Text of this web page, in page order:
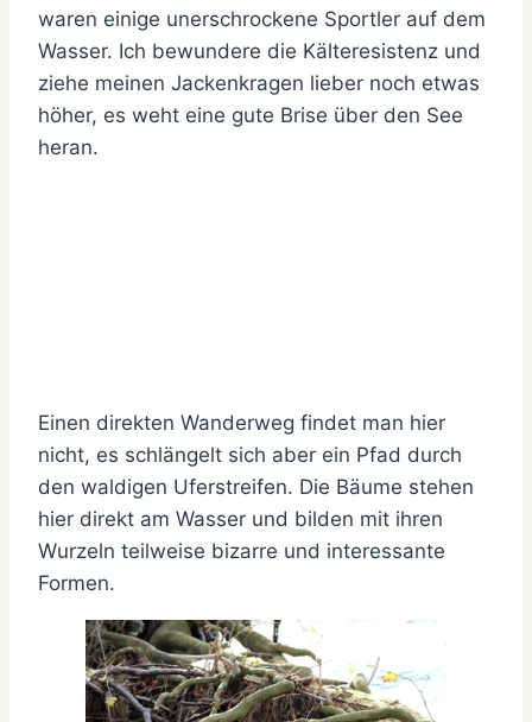
waren einige unerschrockene Sportler auf dem
Wasser. Ich bewundere die Kälteresistenz und
ziehe meinen Jackenkragen lieber noch etwas
höher, es weht eine gute Brise über den See
heran.
Einen direkten Wanderweg findet man hier
nicht, es schlängelt sich aber ein Pfad durch
den waldigen Uferstreifen. Die Bäume stehen
hier direkt am Wasser und bilden mit ihren
Wurzeln teilweise bizarre und interessante
Formen.